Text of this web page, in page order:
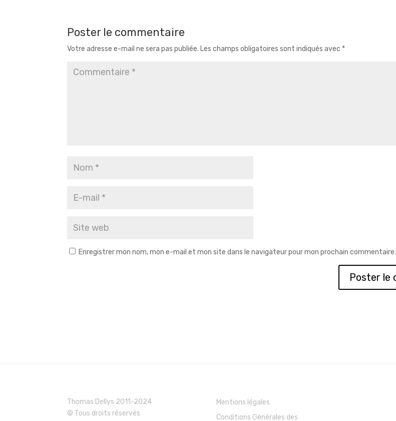
Poster le commentaire
Votre adresse e-mail ne sera pas publiée. Les champs obligatoires sont indiqués avec *
Enregistrer mon nom, mon e-mail et mon site dans le navigateur pour mon prochain commentaire.
Thomas Dellys 2011-2024
© Tous droits réservés
Mentions légales
Conditions Générales des